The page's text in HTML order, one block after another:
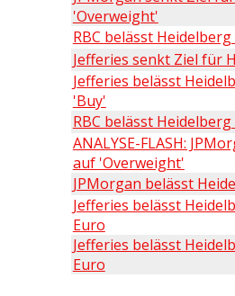
'Overweight'
RBC belässt
Jefferies senkt Ziel für
Jefferies belässt
'Buy'
RBC belässt
ANALYSE-FLASH:
auf 'Overweight'
JPMorgan belässt
Jefferies belässt
Euro
Jefferies belässt
Euro